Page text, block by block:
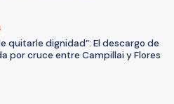
quitarle dignidad”: El descargo de
por cruce entre Campillai y Flores